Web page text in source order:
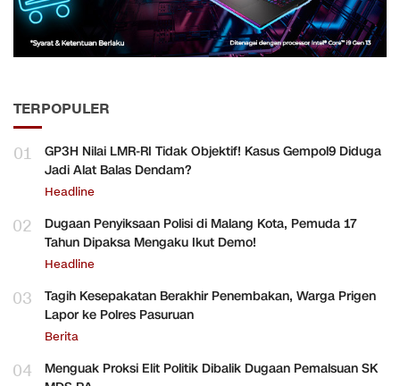
TERPOPULER
01
GP3H Nilai LMR-RI Tidak Objektif! Kasus Gempol9 Diduga
Jadi Alat Balas Dendam?
Headline
02
Dugaan Penyiksaan Polisi di Malang Kota, Pemuda 17
Tahun Dipaksa Mengaku Ikut Demo!
Headline
03
Tagih Kesepakatan Berakhir Penembakan, Warga Prigen
Lapor ke Polres Pasuruan
Berita
04
Menguak Proksi Elit Politik Dibalik Dugaan Pemalsuan SK